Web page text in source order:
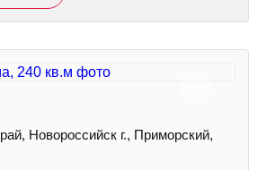
Новороссийск г., Приморский,